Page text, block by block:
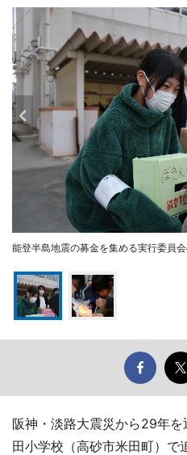
能登半島地震の募金を集める実行委員
阪神・淡路大震災から29年
田小学校（高砂市米田町）で